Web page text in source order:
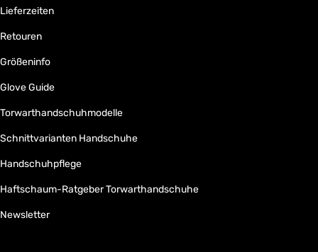
Lieferzeiten
Retouren
Größeninfo
Glove Guide
Torwarthandschuhmodelle
Schnittvarianten Handschuhe
Handschuhpflege
Haftschaum-Ratgeber Torwarthandschuhe
Newsletter